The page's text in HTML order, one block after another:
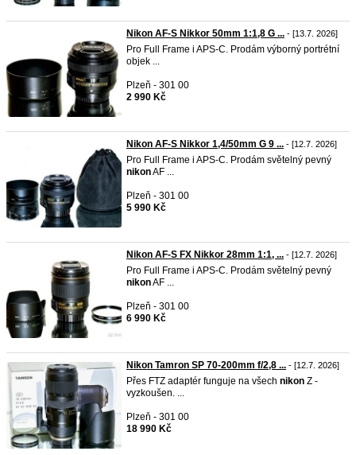
Nikon AF-S Nikkor 50mm 1:1,8 G ... - [13.7. 2026]
Pro Full Frame i APS-C. Prodám výborný portrétní
objek ...
Plzeň - 301 00
2 990 Kč
Nikon AF-S Nikkor 1,4/50mm G 9 ... - [12.7. 2026]
Pro Full Frame i APS-C. Prodám světelný pevný
nikonAF ...
Plzeň - 301 00
5 990 Kč
Nikon AF-S FX Nikkor 28mm 1:1, ... - [12.7. 2026]
Pro Full Frame i APS-C. Prodám světelný pevný
nikonAF ...
Plzeň - 301 00
6 990 Kč
Nikon Tamron SP 70-200mm f/2,8 ... - [12.7. 2026]
Přes FTZ adaptér funguje na všech nikon Z -
vyzkoušen. ...
Plzeň - 301 00
18 990 Kč